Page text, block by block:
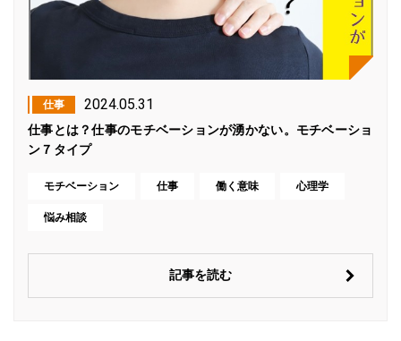
仕事 2024.05.31
仕事とは？仕事のモチベーションが湧かない。モチベーショ
ン７タイプ
モチベーション 仕事 働く意味 心理学
悩み相談
記事を読む